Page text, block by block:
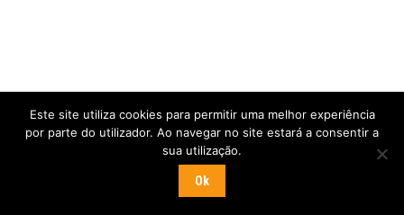
Este site utiliza cookies para permitir uma melhor experiência
por parte do utilizador. Ao navegar no site estará a consentir a
sua utilização.
Ok